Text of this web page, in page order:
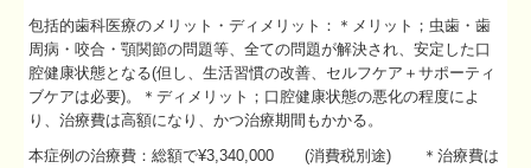
包括的歯科医療のメリット・ディメリット：＊メリット；虫歯・歯
周病・咬合・顎関節の問題等、全ての問題が解決され、安定した口
腔健康状態となる(但し、生活習慣の改善、セルフケア＋サポーティ
ブケアは必要)。＊ディメリット；口腔健康状態の悪化の程度によ
り、治療費は高額になり、かつ治療期間もかかる。
本症例の治療費：総額で¥3,340,000 (消費税別途) ＊治療費は